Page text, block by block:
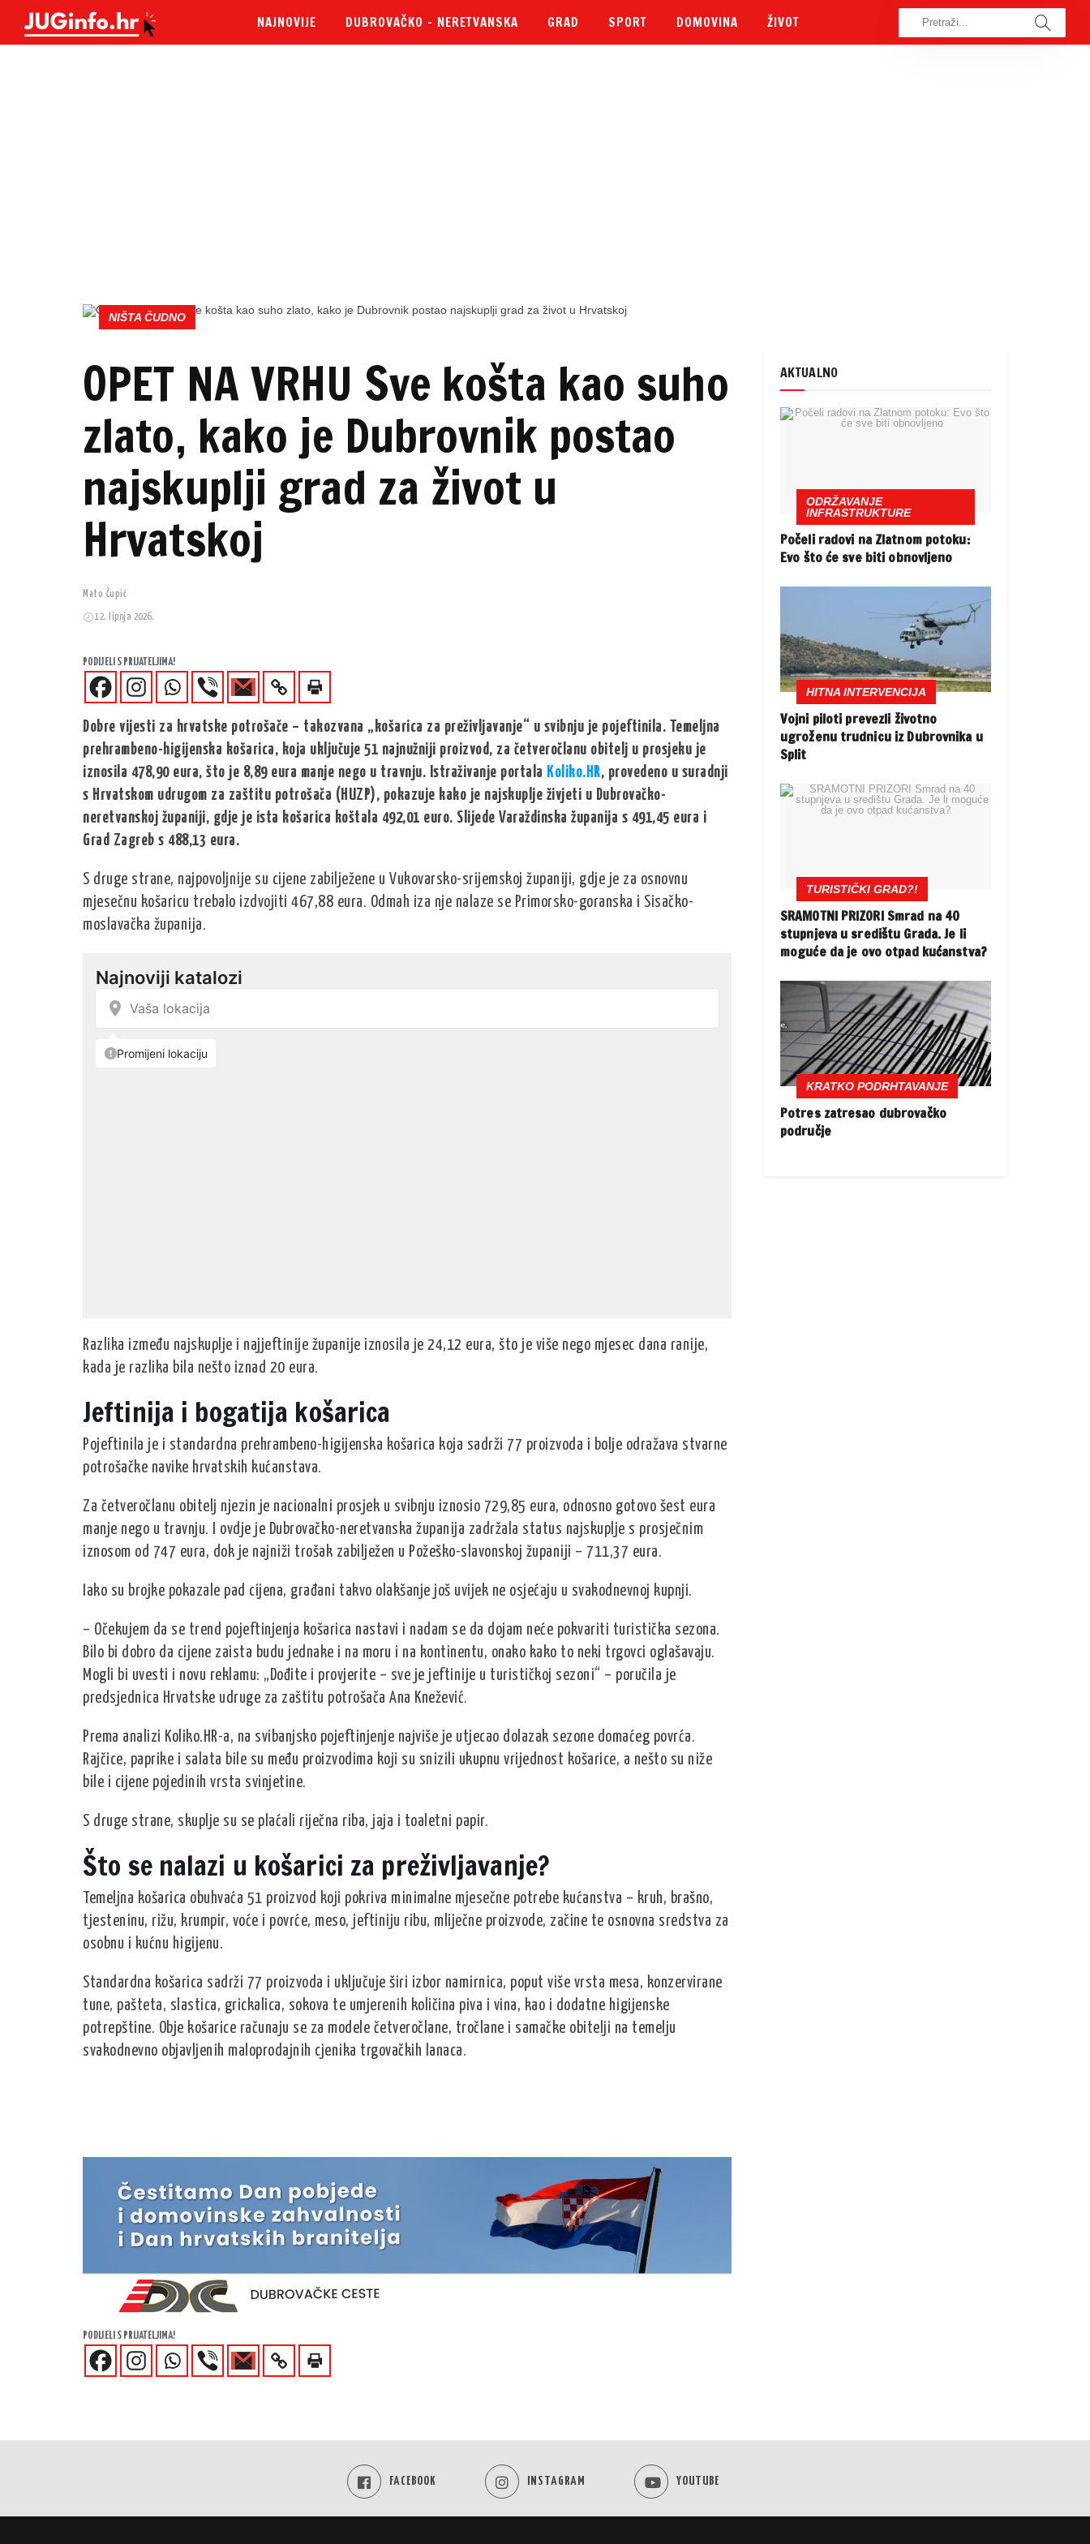
NAJNOVIJE DUBROVAČKO – NERETVANSKA GRAD SPORT DOMOVINA ŽIVOT
NIŠTA ČUDNO
OPET NA VRHU Sve košta kao suho
zlato, kako je Dubrovnik postao
najskuplji grad za život u
Hrvatskoj
Mato Čupić
12. lipnja 2026.
PODIJELI S PRIJATELJIMA!
Dobre vijesti za hrvatske potrošače – takozvana „košarica za preživljavanje“ u svibnju je pojeftinila. Temeljna
prehrambeno-higijenska košarica, koja uključuje 51 najnužniji proizvod, za četveročlanu obitelj u prosjeku je
iznosila 478,90 eura, što je 8,89 eura manje nego u travnju. Istraživanje portala Koliko.HR, provedeno u suradnji
s Hrvatskom udrugom za zaštitu potrošača (HUZP), pokazuje kako je najskuplje živjeti u Dubrovačko-
neretvanskoj županiji, gdje je ista košarica koštala 492,01 euro. Slijede Varaždinska županija s 491,45 eura i
Grad Zagreb s 488,13 eura.
S druge strane, najpovoljnije su cijene zabilježene u Vukovarsko-srijemskoj županiji, gdje je za osnovnu
mjesečnu košaricu trebalo izdvojiti 467,88 eura. Odmah iza nje nalaze se Primorsko-goranska i Sisačko-
moslavačka županija.
Razlika između najskuplje i najjeftinije županije iznosila je 24,12 eura, što je više nego mjesec dana ranije,
kada je razlika bila nešto iznad 20 eura.
Jeftinija i bogatija košarica
Pojeftinila je i standardna prehrambeno-higijenska košarica koja sadrži 77 proizvoda i bolje odražava stvarne
potrošačke navike hrvatskih kućanstava.
Za četveročlanu obitelj njezin je nacionalni prosjek u svibnju iznosio 729,85 eura, odnosno gotovo šest eura
manje nego u travnju. I ovdje je Dubrovačko-neretvanska županija zadržala status najskuplje s prosječnim
iznosom od 747 eura, dok je najniži trošak zabilježen u Požeško-slavonskoj županiji – 711,37 eura.
Iako su brojke pokazale pad cijena, građani takvo olakšanje još uvijek ne osjećaju u svakodnevnoj kupnji.
– Očekujem da se trend pojeftinjenja košarica nastavi i nadam se da dojam neće pokvariti turistička sezona.
Bilo bi dobro da cijene zaista budu jednake i na moru i na kontinentu, onako kako to neki trgovci oglašavaju.
Mogli bi uvesti i novu reklamu: „Dođite i provjerite – sve je jeftinije u turističkoj sezoni“ – poručila je
predsjednica Hrvatske udruge za zaštitu potrošača Ana Knežević.
Prema analizi Koliko.HR-a, na svibanjsko pojeftinjenje najviše je utjecao dolazak sezone domaćeg povrća.
Rajčice, paprike i salata bile su među proizvodima koji su snizili ukupnu vrijednost košarice, a nešto su niže
bile i cijene pojedinih vrsta svinjetine.
S druge strane, skuplje su se plaćali riječna riba, jaja i toaletni papir.
Što se nalazi u košarici za preživljavanje?
Temeljna košarica obuhvaća 51 proizvod koji pokriva minimalne mjesečne potrebe kućanstva – kruh, brašno,
tjesteninu, rižu, krumpir, voće i povrće, meso, jeftiniju ribu, mliječne proizvode, začine te osnovna sredstva za
osobnu i kućnu higijenu.
Standardna košarica sadrži 77 proizvoda i uključuje širi izbor namirnica, poput više vrsta mesa, konzervirane
tune, pašteta, slastica, grickalica, sokova te umjerenih količina piva i vina, kao i dodatne higijenske
potrepštine. Obje košarice računaju se za modele četveročlane, tročlane i samačke obitelji na temelju
svakodnevno objavljenih maloprodajnih cjenika trgovačkih lanaca.
PODIJELI S PRIJATELJIMA!
AKTUALNO
ODRŽAVANJE
INFRASTRUKTURE
Počeli radovi na Zlatnom potoku:
Evo što će sve biti obnovljeno
HITNA INTERVENCIJA
Vojni piloti prevezli životno
ugroženu trudnicu iz Dubrovnika u
Split
TURISTIČKI GRAD?!
SRAMOTNI PRIZORI Smrad na 40
stupnjeva u središtu Grada. Je li
moguće da je ovo otpad kućanstva?
KRATKO PODRHTAVANJE
Potres zatresao dubrovačko
područje
FACEBOOK INSTAGRAM YOUTUBE